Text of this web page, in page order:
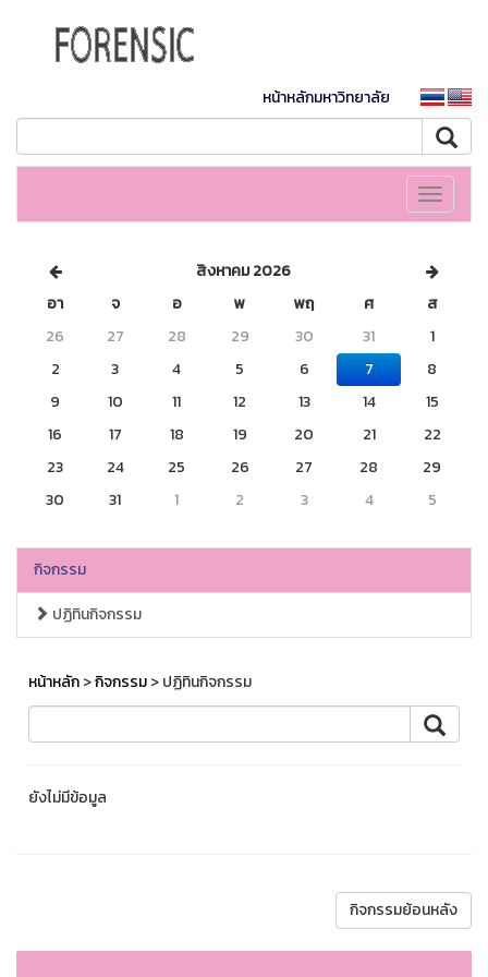
หน้าหลักมหาวิทยาลัย
Toggle
สิงหาคม 2026
อา
จ อ พ พฤ ศ
ส
26
27 28 29 30 31
1
2
3 4 5 6 7
8
9
10 11 12 13 14
15
16
17 18 19 20 21
22
23
24 25 26 27 28
29
30
31 1 2 3 4 5
กิจกรรม
ปฏิทินกิจกรรม
หน้าหลัก>กิจกรรม> ปฏิทินกิจกรรม
ยังไม่มีข้อมูล
กิจกรรมย้อนหลัง